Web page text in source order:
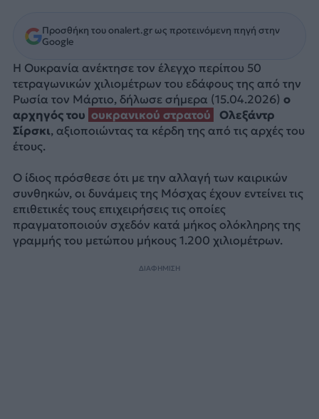
Προσθήκη του onalert.gr ως προτεινόμενη πηγή στην
Google
Η Ουκρανία ανέκτησε τον έλεγχο περίπου 50
τετραγωνικών χιλιομέτρων του εδάφους της από την
Ρωσία τον Μάρτιο, δήλωσε σήμερα (15.04.2026) ο
αρχηγός του ουκρανικού στρατού
Ολεξάντρ
Σίρσκι, αξιοποιώντας τα κέρδη της από τις αρχές του
έτους.
Ο ίδιος πρόσθεσε ότι με την αλλαγή των καιρικών
συνθηκών, οι δυνάμεις της Μόσχας έχουν εντείνει τις
επιθετικές τους επιχειρήσεις τις οποίες
πραγματοποιούν σχεδόν κατά μήκος ολόκληρης της
γραμμής του μετώπου μήκους 1.200 χιλιομέτρων.
ΔΙΑΦΗΜΙΣΗ